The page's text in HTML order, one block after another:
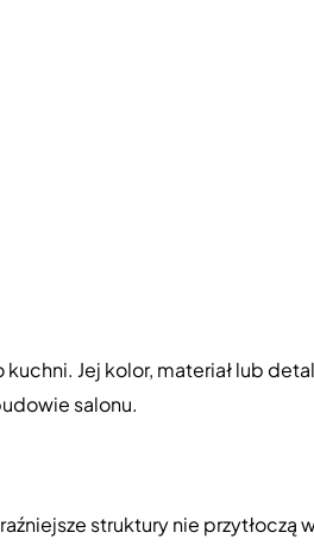
Jej kolor, materiał lub detal
salonu.
struktury nie przytłoczą